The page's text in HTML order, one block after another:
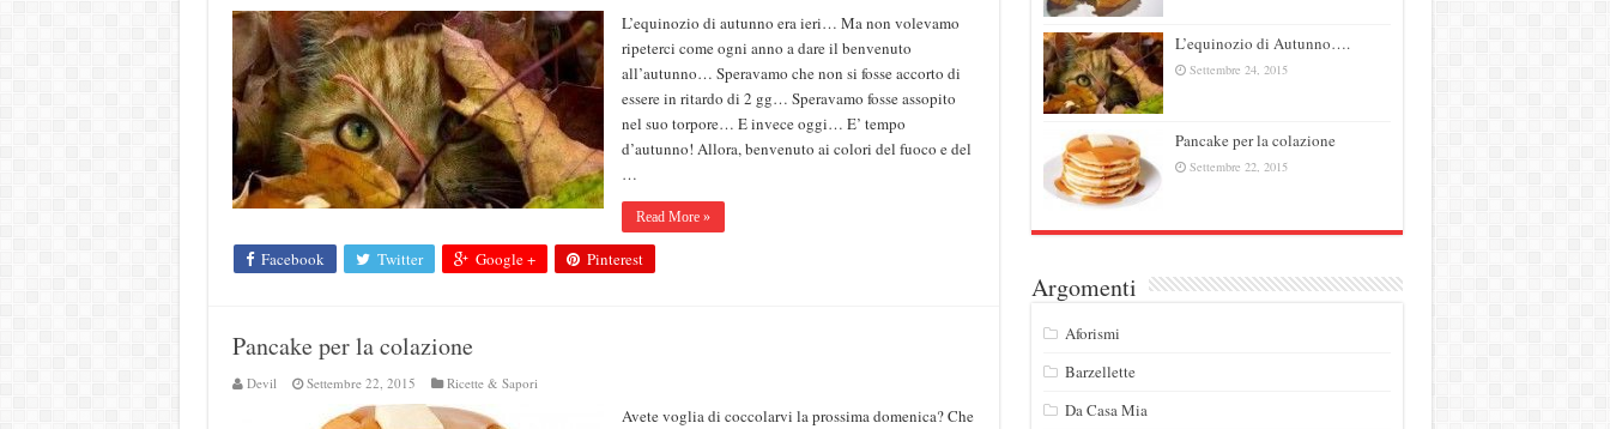
L’equinozio di autunno era ieri… Ma non volevamo
ripeterci come ogni anno a dare il benvenuto
all’autunno… Speravamo che non si fosse accorto di
essere in ritardo di 2 gg… Speravamo fosse assopito
nel suo torpore… E invece oggi… E’ tempo
d’autunno! Allora, benvenuto ai colori del fuoco e del
…
Read More »
Facebook Twitter Google + Pinterest
Pancake per la colazione
Devil Settembre 22, 2015 Ricette & Sapori
Avete voglia di coccolarvi la prossima domenica? Che
L’equinozio di Autunno….
Settembre 24, 2015
Pancake per la colazione
Settembre 22, 2015
Argomenti
Aforismi
Barzellette
Da Casa Mia